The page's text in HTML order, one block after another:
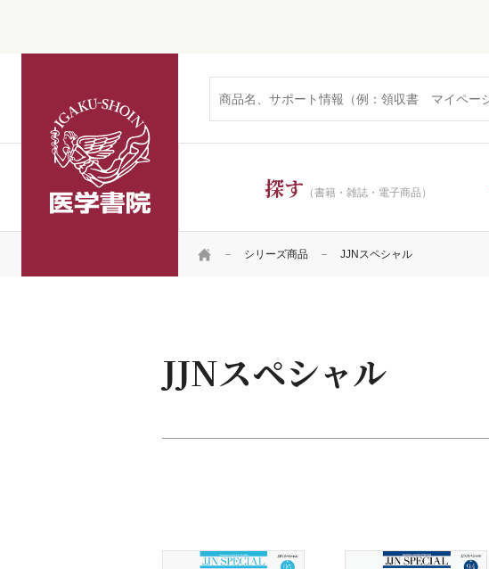
探す （書籍・雑誌・電子商品）
HOME シリーズ商品 JJNスペシャル
JJNスペシャル